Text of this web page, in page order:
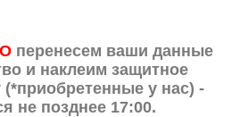
перенесем ваши данные
и наклеим защитное
(*приобретенные у нас) -
не позднее 17:00.